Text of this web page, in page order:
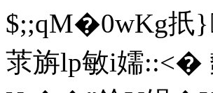
$;;qM�0wKg扺
莍旃lp敏i嬬